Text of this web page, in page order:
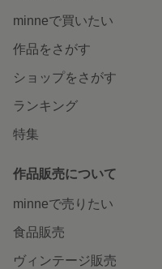
minneで買いたい
作品をさがす
ショップをさがす
ランキング
特集
作品販売について
minneで売りたい
食品販売
ヴィンテージ販売